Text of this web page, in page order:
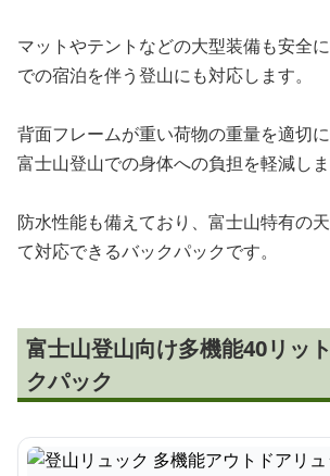
マットやテントなどの大型装備も安全
での宿泊を伴う登山にも対応します。
背面フレームが重い荷物の重量を適切
富士山登山での身体への負担を軽減しま
防水性能も備えており、富士山特有の
て対応できるバックパックです。
富士山登山向け多機能40リッ
クパック